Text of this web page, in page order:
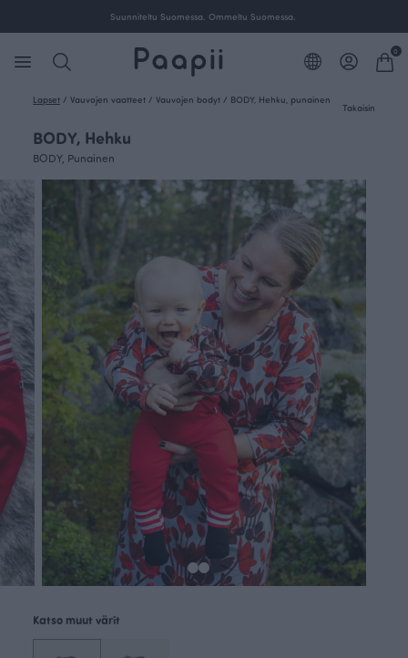
Suunniteltu Suomessa. Ommeltu Suomessa.
0
Lapset / Vauvojen vaatteet / Vauvojen bodyt / BODY, Hehku, punainen
Takaisin
BODY, Hehku
BODY, Punainen
Katso muut värit